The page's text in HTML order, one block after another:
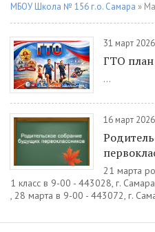
МБОУ Школа № 156 г.о. Самара »
31 март
ГТО план
...
16 март
21 марта
1 класс в 9-00 - 443028, г.
, 28 марта в 9-00 - 443072, г.